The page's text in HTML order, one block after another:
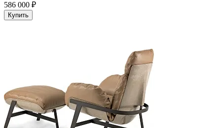
586 000 ₽
Купить